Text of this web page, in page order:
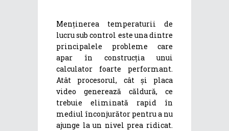
Menținerea temperaturii de
lucru sub control este una dintre
principalele probleme care
apar în construcția unui
calculator foarte performant.
Atât procesorul, cât și placa
video generează căldură, ce
trebuie eliminată rapid în
mediul înconjurător pentru a nu
ajunge la un nivel prea ridicat.